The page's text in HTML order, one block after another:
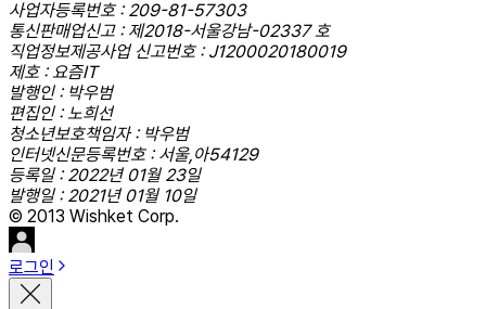
사업자등록번호 : 209-81-57303
통신판매업신고 : 제2018-서울강남-02337 호
직업정보제공사업 신고번호 : J1200020180019
제호 : 요즘IT
발행인 : 박우범
편집인 : 노희선
청소년보호책임자 : 박우범
인터넷신문등록번호 : 서울,아54129
등록일 : 2022년 01월 23일
발행일 : 2021년 01월 10일
© 2013 Wishket Corp.
로그인